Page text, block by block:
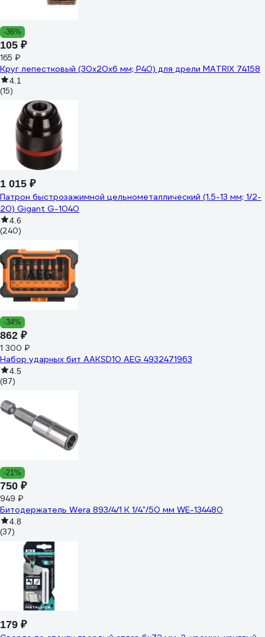
-36%
105 ₽
165 ₽
Круг лепестковый (30x20x6 мм; P40) для дрели MATRIX 74158
4.1
(15)
1 015 ₽
Патрон быстрозажимной цельнометаллический (1.5-13 мм; 1/2-
20) Gigant G-1040
4.6
(240)
-34%
862 ₽
1 300 ₽
Набор ударных бит AAKSD10 AEG 4932471963
4.5
(87)
-21%
750 ₽
949 ₽
Битодержатель Wera 893/4/1 K 1/4"/50 мм WE-134480
4.8
(37)
179 ₽